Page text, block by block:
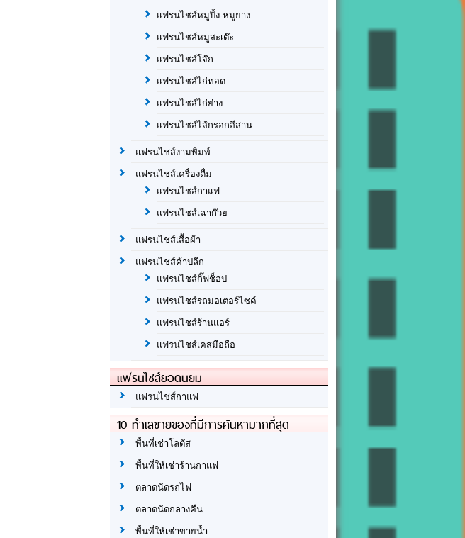
แฟรนไชส์หมูปิ้ง-หมูย่าง
แฟรนไชส์หมูสะเต๊ะ
แฟรนไชส์โจ๊ก
แฟรนไชส์ไก่ทอด
แฟรนไชส์ไก่ย่าง
แฟรนไชส์ไส้กรอกอีสาน
แฟรนไชส์งามพิมพ์
แฟรนไชส์เครื่องดื่ม
แฟรนไชส์กาแฟ
แฟรนไชส์เฉาก๊วย
แฟรนไชส์เสื้อผ้า
แฟรนไชส์ค้าปลีก
แฟรนไชส์กิ๊ฟช็อป
แฟรนไชส์รถมอเตอร์ไซค์
แฟรนไชส์ร้านแอร์
แฟรนไชส์เคสมือถือ
แฟรนไชส์ยอดนิยม
แฟรนไชส์กาแฟ
10 ทำเลขายของที่มีการค้นหามากที่สุด
พื้นที่เช่าโลตัส
พื้นที่ให้เช่าร้านกาแฟ
ตลาดนัดรถไฟ
ตลาดนัดกลางคืน
พื้นที่ให้เช่าขายน้ำ